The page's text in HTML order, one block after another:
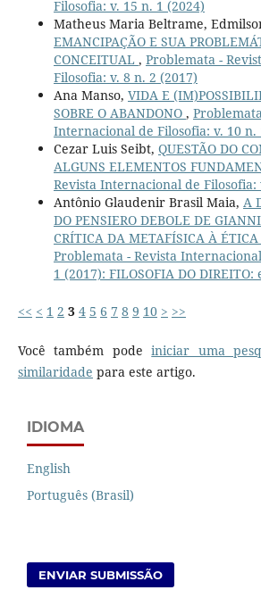
Filosofia: v. 15 n. 1 (2024)
Matheus Maria Beltrame,
EMANCIPAÇÃO E SUA
CONCEITUAL , Problemata -
Filosofia: v. 8 n. 2 (2017)
Ana Manso, VIDA E
SOBRE O ABANDONO ,
Internacional de Filosofia: v. 10 n.
Cezar Luis Seibt, QUESTÃO DO
ALGUNS ELEMENTOS
Revista Internacional de Filosofia:
Antônio Glaudenir Brasil Maia, A
DO PENSIERO DEBOLE DE
CRÍTICA DA METAFÍSICA À ÉTICA
Problemata - Revista
1 (2017): FILOSOFIA DO
<< < 1 2 3 4 5 6 7 8 9 10 > >>
Você também podeiniciar uma
similaridade para este artigo.
IDIOMA
English
Português (Brasil)
ENVIAR SUBMISSÃO